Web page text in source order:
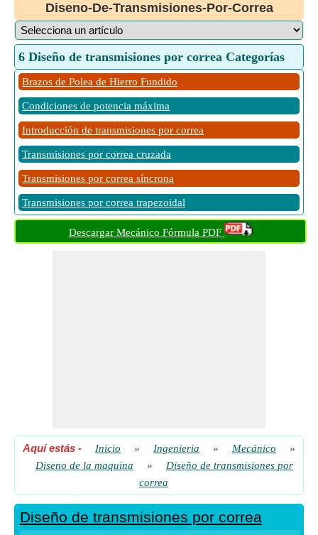
Diseno-De-Transmisiones-Por-Correa
6 Diseño de transmisiones por correa Categorías
Brazos de Polea de Hierro Fundido
Condiciones de potencia máxima
Introducción de transmisiones por correa
Transmisiones por correa cruzada
Transmisiones por correa síncrona
Transmisiones por correa trapezoidal
Descargar Mecánico Fórmula PDF
Aquí estás - Inicio » Ingenieria » Mecánico
»
Diseno de la maquina
»
Diseño de transmisiones por
correa
Diseño de transmisiones por correa